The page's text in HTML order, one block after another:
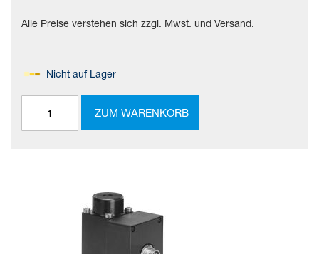
Alle Preise verstehen sich zzgl. Mwst. und Versand.
Nicht auf Lager
ZUM WARENKORB